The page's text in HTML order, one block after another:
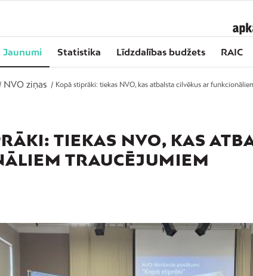
Jaunumi Statistika Līdzdalības budžets RAIC
/ NVO ziņas / Kopā stiprāki: tiekas NVO, kas atbalsta cilvēkus ar
TIEKAS NVO, KAS
TRAUCĒJUMIEM